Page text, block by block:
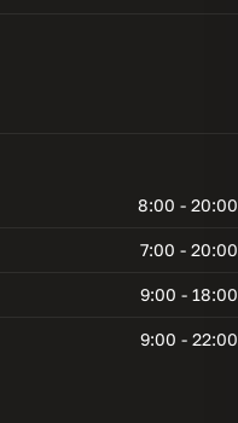
8:00 - 20:00
7:00 - 20:00
9:00 - 18:00
9:00 - 22:00